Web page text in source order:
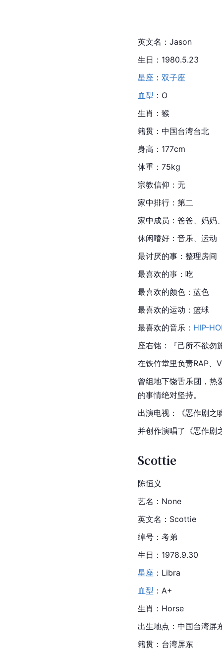
英文名： Jason
生日：1980.5.23
星座 ： 双子座
血型 ：O
生肖：猴
籍贯：中国台湾台北
身高：177cm
体重：75kg
宗教信仰：无
家中排行：第二
家中成员：爸爸、妈妈
休闲嗜好：音乐、运动
最讨厌的事：整理房间
最喜欢的事：吃
最喜欢的颜色：蓝色
最喜欢的运动：篮球
最喜欢的音乐： HIP-
座右铭：『己所不欲勿
在铁竹堂里负责RAP、
曾组地下饶舌乐团，热
的事情绝对坚持。
出演电视：《恶作剧之
并创作演唱了《恶作剧
Scottie
陈恒义
艺名：None
英文名：Scottie
绰号：考弟
生日：1978.9.30
星座 ：Libra
血型 ：A+
生肖：Horse
出生地点：中国台湾屏
籍贯：台湾屏东